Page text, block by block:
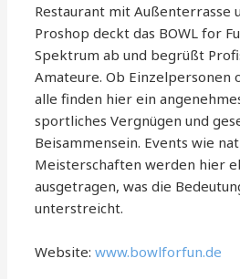
Restaurant mit Außenterrasse
Proshop deckt das BOWL for
Spektrum ab und begrüßt
Amateure. Ob Einzelpersonen
alle finden hier ein
sportliches Vergnügen und
Beisammensein. Events wie
Meisterschaften werden hier
ausgetragen, was die
unterstreicht.
Website:www.bowlforfun.de